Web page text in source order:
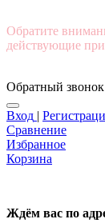
Обратите
действующие при
Обратный звонок
Вход |
Сравнение
Избранное
Корзина
Ждём вас по